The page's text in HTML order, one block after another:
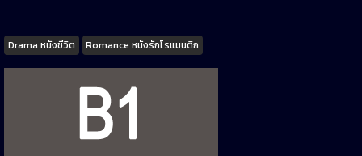
Tags
Drama หนังชีวิต Romance หนังรักโรแมนติก